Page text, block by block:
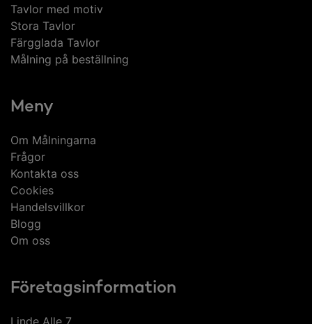
Tavlor med motiv
Stora Tavlor
Färgglada Tavlor
Målning på beställning
Meny
Om Målningarna
Frågor
Kontakta oss
Cookies
Handelsvillkor
Blogg
Om oss
Företagsinformation
Linde Alle 7